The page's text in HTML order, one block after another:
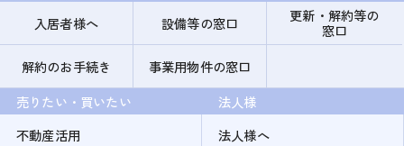
入居者様へ
設備等の窓口
更新・解約等の
窓口
解約のお手続き
事業用物件の窓口
売りたい・買いたい
不動産活用
法人様
法人様へ